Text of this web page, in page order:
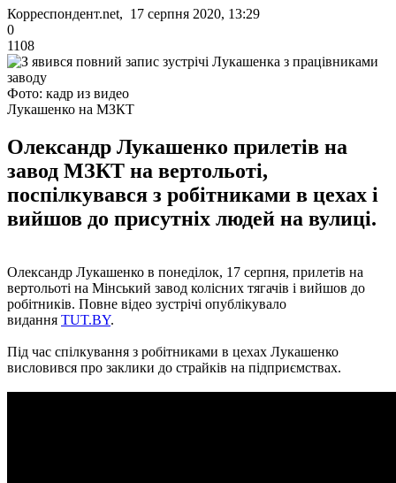
Корреспондент.net, 17 серпня 2020, 13:29
0
1108
Фото: кадр из видео
Лукашенко на МЗКТ
Олександр Лукашенко прилетів на
завод МЗКТ на вертольоті,
поспілкувався з робітниками в цехах і
вийшов до присутніх людей на вулиці.
Олександр Лукашенко в понеділок, 17 серпня, прилетів на
вертольоті на Мінський завод колісних тягачів і вийшов до
робітників. Повне відео зустрічі опублікувало
видання TUT.BY.
Під час спілкування з робітниками в цехах Лукашенко
висловився про заклики до страйків на підприємствах.